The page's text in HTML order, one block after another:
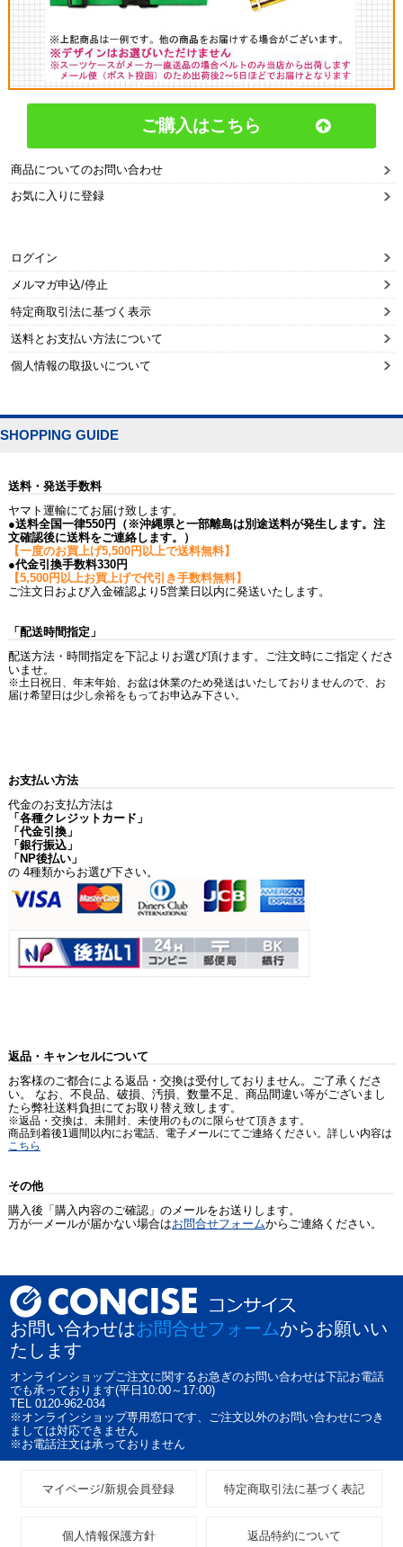
ご購入はこちら
商品についてのお問い合わせ
お気に入りに登録
ログイン
メルマガ申込/停止
特定商取引法に基づく表示
送料とお支払い方法について
個人情報の取扱いについて
SHOPPING GUIDE
送料・発送手数料
ヤマト運輸にてお届け致します。
●送料全国一律550円（※沖縄県と一部離島は別途送料が発生します。注
文確認後に送料をご連絡します。）
【一度のお買上げ5,500円以上で送料無料】
●代金引換手数料330円
【5,500円以上お買上げで代引き手数料無料】
ご注文日および入金確認より5営業日以内に発送いたします。
「配送時間指定」
配送方法・時間指定を下記よりお選び頂けます。ご注文時にご指定くださ
いませ。
※土日祝日、年末年始、お盆は休業のため発送はいたしておりませんので、お
届け希望日は少し余裕をもってお申込み下さい。
お支払い方法
代金のお支払方法は
「各種クレジットカード」
「代金引換」
「銀行振込」
「NP後払い」
の 4種類からお選び下さい。
返品・キャンセルについて
お客様のご都合による返品・交換は受付しておりません。ご了承くださ
い。 なお、不良品、破損、汚損、数量不足、商品間違い等がございまし
たら弊社送料負担にてお取り替え致します。
※返品・交換は、未開封、未使用のものに限らせて頂きます。
商品到着後1週間以内にお電話、電子メールにてご連絡ください。詳しい内容は
こちら
その他
購入後「購入内容のご確認」のメールをお送りします。
万が一メールが届かない場合はお問合せフォームからご連絡ください。
お問い合わせはお問合せフォームからお願いい
たします
オンラインショップご注文に関するお急ぎのお問い合わせは下記お電話
でも承っております(平日10:00～17:00)
TEL 0120-962-034
※オンラインショップ専用窓口です、ご注文以外のお問い合わせにつき
ましては対応できません
※お電話注文は承っておりません
マイページ/新規会員登録 特定商取引法に基づく表記
個人情報保護方針 返品特約について